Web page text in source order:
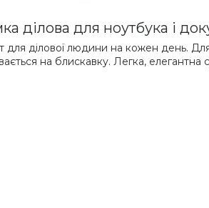
ділова для ноутбука і
для ділової людини на кожен день.
на блискавку. Легка, елегантна